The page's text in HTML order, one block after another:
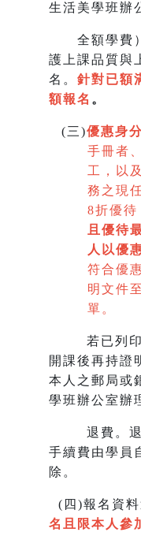
生活美學班辦
全額學費
護上課品質與
名。 針對已額
額報名 。
(三)優惠身
手冊者
工，以
務之現
8折優待
且優待
人以優
符合優
明文件
單。
若已列
開課後再持證
本人之郵局或
學班辦公室辦
退費。
手續費由學員
除。
( 四)報名資
名且限本人參